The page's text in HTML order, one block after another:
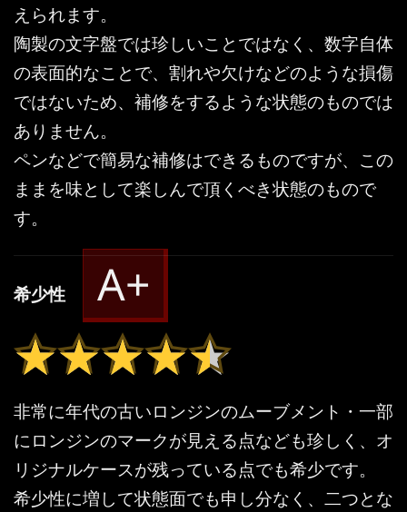
えられます。
陶製の文字盤では珍しいことではなく、数字自体
の表面的なことで、割れや欠けなどのような損傷
ではないため、補修をするような状態のものでは
ありません。
ペンなどで簡易な補修はできるものですが、この
ままを味として楽しんで頂くべき状態のもので
す。
希少性 A+
★★★★★
★★★★★
非常に年代の古いロンジンのムーブメント・一部
にロンジンのマークが見える点なども珍しく、オ
リジナルケースが残っている点でも希少です。
希少性に増して状態面でも申し分なく、二つとな